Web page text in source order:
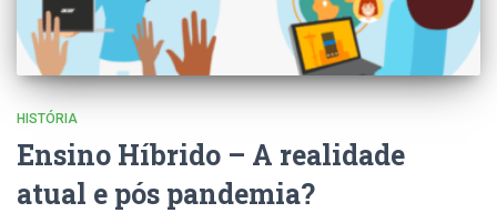
HISTÓRIA
Ensino Híbrido – A realidade
atual e pós pandemia?